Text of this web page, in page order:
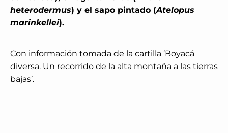
heterodermus) y el sapo pintado (Atelopus
marinkellei).
Con información tomada de la cartilla ‘Boyacá
diversa. Un recorrido de la alta montaña a las tierras
bajas’.